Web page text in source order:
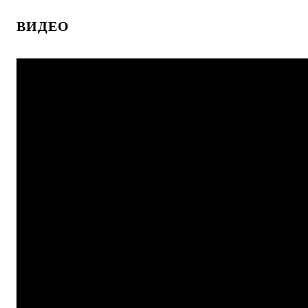
Купить в 1 клик
В избранное В наличии В избранное В
ВИДЕО